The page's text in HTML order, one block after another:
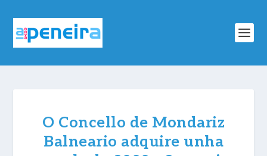
O Concello de Mondariz
Balneario adquire unha